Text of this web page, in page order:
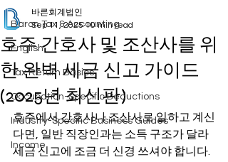
Baron Tax & Accounting
English
Tax Return Basics
Occupation-Specific Deductions
Industry-Specific Business Guides
Income
호주 간호사 및 조산사를 위
한 완벽 세금 신고 가이드
(2025년 최신판)
바른회계법인
Sep 11, 2025 10 min read
호주에서 간호사나 조산사로 일하고 계신
다면, 일반 직장인과는 소득 구조가 달라
세금 신고에 조금 더 신경 쓰셔야 합니다.